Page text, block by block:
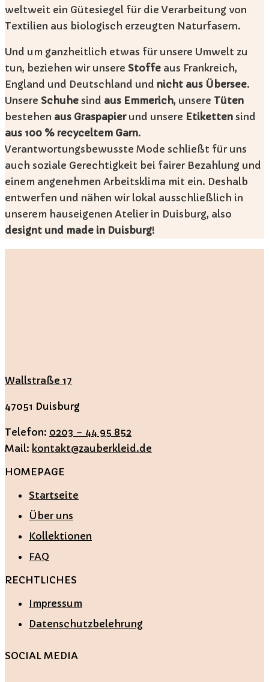
weltweit ein Gütesiegel für die Verarbeitung von
Textilien aus biologisch erzeugten Naturfasern.
Und um ganzheitlich etwas für unsere Umwelt zu
tun, beziehen wir unsere Stoffe aus Frankreich,
England und Deutschland und nicht aus Übersee.
Unsere Schuhe sind aus Emmerich, unsere Tüten
bestehen aus Graspapierund unsere Etiketten sind
aus 100 % recyceltem Garn.
Verantwortungsbewusste Mode schließt für uns
auch soziale Gerechtigkeit bei fairer Bezahlung und
einem angenehmen Arbeitsklima mit ein. Deshalb
entwerfen und nähen wir lokal ausschließlich in
unserem hauseigenen Atelier in Duisburg, also
designt und made in Duisburg!
Wallstraße 17
47051 Duisburg
Telefon: 0203 – 44 95 852
Mail: kontakt@zauberkleid.de
HOMEPAGE
Startseite
Über uns
Kollektionen
FAQ
RECHTLICHES
Impressum
Datenschutzbelehrung
SOCIAL MEDIA